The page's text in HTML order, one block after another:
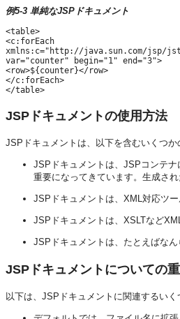
例5-3 単純なJSPドキュメント
<table>
<c:forEach
xmlns:c="http://java.sun.com/jsp/
var="counter" begin="1" end="3">
<row>${counter}</row>
</c:forEach>
JSPドキュメントの使用方法
JSPドキュメントは、以下を含むいくつか
JSPドキュメントは、JSPコンテ
重要になってきています。生成さ
JSPドキュメントは、XML対応ツー
JSPドキュメントは、XSLTなど
JSPドキュメントは、たとえばな
JSPドキュメントについての
以下は、JSPドキュメントに関連するいく